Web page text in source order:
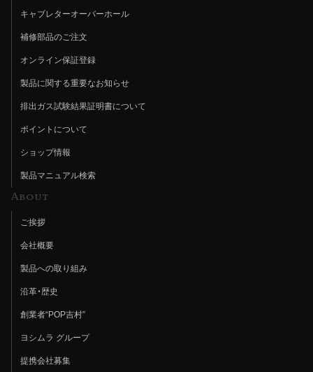
キャブレターオーバーホール
補修部品のご注文
オンライン保証登録
製品に関する重要なお知らせ
排出ガス試験結果証明書について
ポイントについて
ショップ情報
製品マニュアル検索
About
ご挨拶
会社概要
製品への取り組み
沿革・歴史
創業者“POP吉村”
ヨシムラ グループ
提携会社募集